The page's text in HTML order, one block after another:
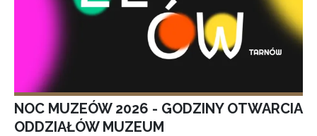
NOC MUZEÓW 2026 - GODZINY OTWARCIA
ODDZIAŁÓW MUZEUM